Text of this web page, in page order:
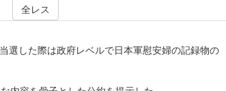
全レス
選した際は政府レベルで日本軍慰安婦の記録物の